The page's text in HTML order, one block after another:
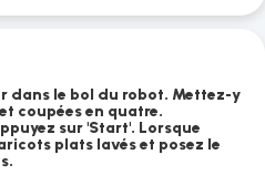
dans le bol du robot. Mettez-y
coupées en quatre.
sur 'Start'. Lorsque
plats lavés et posez le